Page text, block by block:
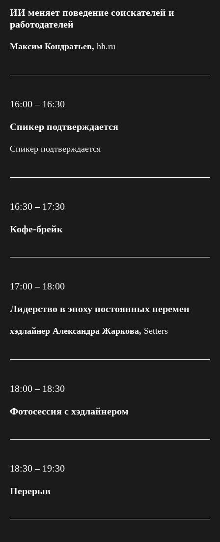
ИИ меняет поведение соискателей и
работодателей
Максим Кондратьев, hh.ru
16:00 – 16:30
Спикер подтверждается
Спикер подтверждается
16:30 – 17:30
Кофе-брейк
17:00 – 18:00
Лидерство в эпоху постоянных перемен
хэдлайнер Александра Жаркова, Setters
18:00 – 18:30
Фотосессия с хэдлайнером
18:30 – 19:30
Перерыв